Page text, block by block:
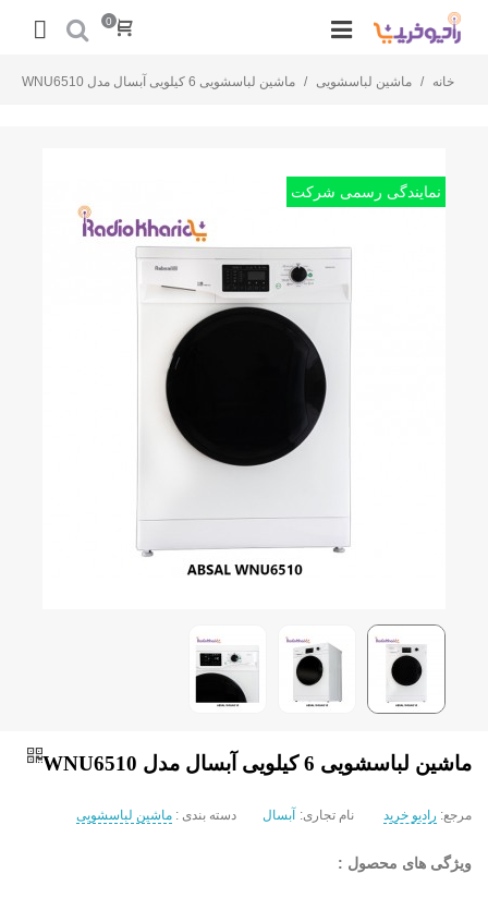
0
خانه / ماشین لباسشویی / ماشین لباسشویی 6 کیلویی آبسال مدل WNU6510
نمایندگی رسمی شرکت
ماشین لباسشویی 6 کیلویی آبسال مدل WNU6510
مرجع: رادیو خرید نام تجاری: آبسال دسته بندی : ماشین لباسشویی
ویژگی های محصول :